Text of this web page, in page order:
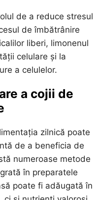
de a reduce stresul
de îmbătrânire
liberi, limonenul
celulare și la
a celulelor.
a cojii de
zilnică poate
de a beneficia de
numeroase metode
în preparatele
poate fi adăugată în